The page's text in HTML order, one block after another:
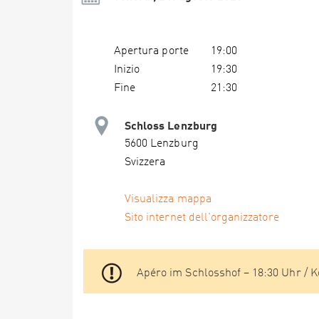
Apertura porte
19:00
Inizio
19:30
Fine
21:30
Schloss Lenzburg
5600 Lenzburg
Svizzera
Visualizza mappa
Sito internet dell'organizzatore
Apéro im Schlosshof – 18:30 Uhr /